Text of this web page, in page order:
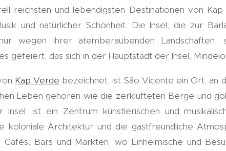
reichsten und lebendigsten Destinationen von
und natürlicher Schönheit. Die Insel, die zur
wegen ihrer atemberaubenden
gefeiert, das sich in der Hauptstadt der Insel,
Kap Verde bezeichnet, ist São Vicente ein Ort, an
Leben gehören wie die zerklüfteten Berge und
ist ein Zentrum künstlerischen und
koloniale Architektur und die gastfreundliche
Bars und Märkten, wo Einheimische und